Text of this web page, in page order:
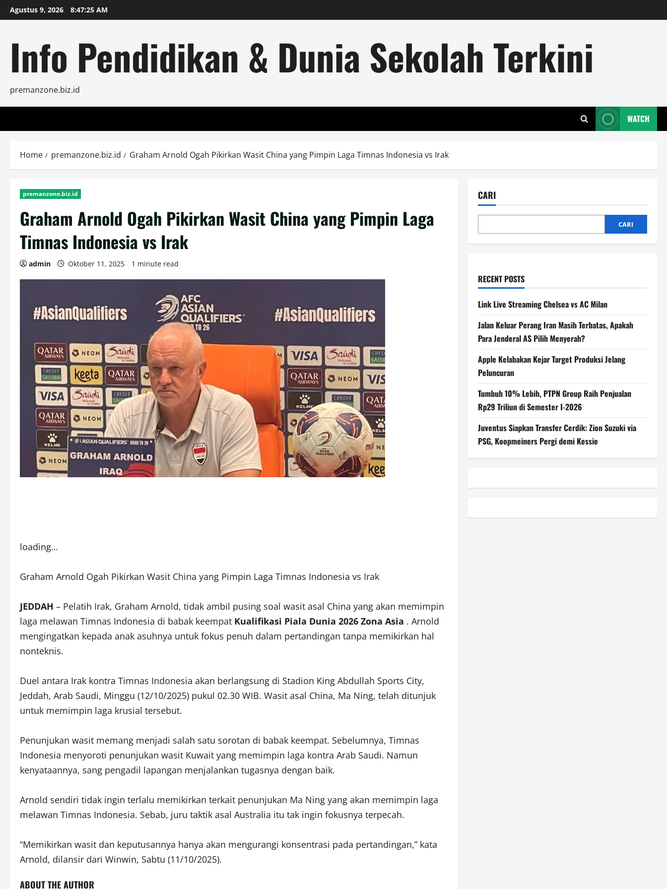
Skip
to
Agustus 9, 2026 8:47:26 AM
Info Pendidikan & Dunia Sekolah Terkini
premanzone.biz.id
WATCH
Home premanzone.biz.id Graham Arnold Ogah Pikirkan Wasit China yang Pimpin Laga Timnas Indonesia vs Irak
premanzone.biz.id
Graham Arnold Ogah Pikirkan Wasit China yang Pimpin Laga
Timnas Indonesia vs Irak
admin Oktober 11, 2025 1 minute read
loading…
Graham Arnold Ogah Pikirkan Wasit China yang Pimpin Laga Timnas Indonesia vs Irak
JEDDAH – Pelatih Irak, Graham Arnold, tidak ambil pusing soal wasit asal China yang akan memimpin
laga melawan Timnas Indonesia di babak keempat Kualifikasi Piala Dunia 2026 Zona Asia . Arnold
mengingatkan kepada anak asuhnya untuk fokus penuh dalam pertandingan tanpa memikirkan hal
nonteknis.
Duel antara Irak kontra Timnas Indonesia akan berlangsung di Stadion King Abdullah Sports City,
Jeddah, Arab Saudi, Minggu (12/10/2025) pukul 02.30 WIB. Wasit asal China, Ma Ning, telah ditunjuk
untuk memimpin laga krusial tersebut.
Penunjukan wasit memang menjadi salah satu sorotan di babak keempat. Sebelumnya, Timnas
Indonesia menyoroti penunjukan wasit Kuwait yang memimpin laga kontra Arab Saudi. Namun
kenyataannya, sang pengadil lapangan menjalankan tugasnya dengan baik.
Arnold sendiri tidak ingin terlalu memikirkan terkait penunjukan Ma Ning yang akan memimpin laga
melawan Timnas Indonesia. Sebab, juru taktik asal Australia itu tak ingin fokusnya terpecah.
“Memikirkan wasit dan keputusannya hanya akan mengurangi konsentrasi pada pertandingan,” kata
Arnold, dilansir dari Winwin, Sabtu (11/10/2025).
ABOUT THE AUTHOR
CARI
CARI
RECENT POSTS
Link Live Streaming Chelsea vs AC Milan
Jalan Keluar Perang Iran Masih Terbatas, Apakah
Para Jenderal AS Pilih Menyerah?
Apple Kelabakan Kejar Target Produksi Jelang
Peluncuran
Tumbuh 10% Lebih, PTPN Group Raih Penjualan
Rp29 Triliun di Semester I-2026
Juventus Siapkan Transfer Cerdik: Zion Suzuki via
PSG, Koopmeiners Pergi demi Kessie